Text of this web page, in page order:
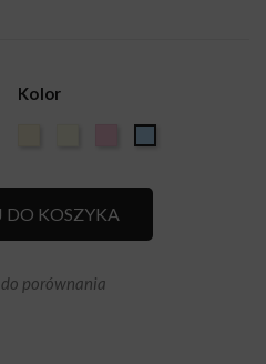
Kolor
DO KOSZYKA
porównania